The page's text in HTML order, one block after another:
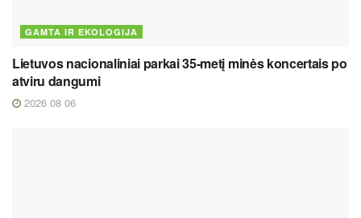
GAMTA IR EKOLOGIJA
Lietuvos nacionaliniai parkai 35-metį minės koncertais po
atviru dangumi
2026 08 06